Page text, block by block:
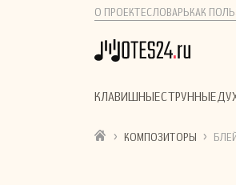
О ПРОЕКТЕСЛОВАРЬ КАК
КЛАВИШНЫЕСТРУННЫЕ
› КОМПОЗИТОРЫ ›